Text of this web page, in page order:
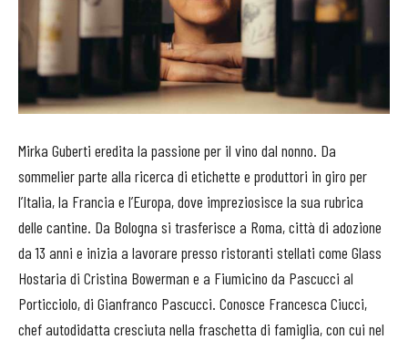
Mirka Guberti eredita la passione per il vino dal nonno. Da
sommelier parte alla ricerca di etichette e produttori in giro per
l’Italia, la Francia e l’Europa, dove impreziosisce la sua rubrica
delle cantine. Da Bologna si trasferisce a Roma, città di adozione
da 13 anni e inizia a lavorare presso ristoranti stellati come Glass
Hostaria di Cristina Bowerman e a Fiumicino da Pascucci al
Porticciolo, di Gianfranco Pascucci. Conosce Francesca Ciucci,
chef autodidatta cresciuta nella fraschetta di famiglia, con cui nel